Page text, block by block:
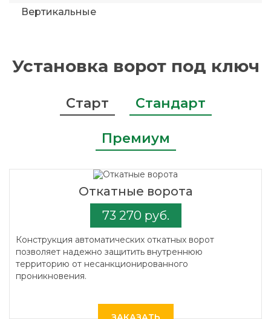
Вертикальные
Установка ворот под ключ
Старт Стандарт
Премиум
Откатные ворота
73 270 руб.
Конструкция автоматических откатных ворот
позволяет надежно защитить внутреннюю
территорию от несанкционированного
проникновения.